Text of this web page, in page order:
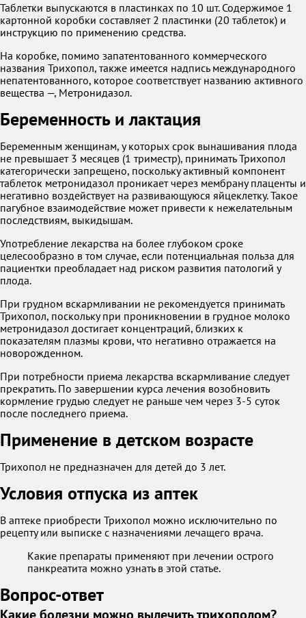
Таблетки выпускаются в пластинках по 10 шт. Содержимое 1
картонной коробки составляет 2 пластинки (20 таблеток) и
инструкцию по применению средства.
На коробке, помимо запатентованного коммерческого
названия Трихопол, также имеется надпись международного
непатентованного, которое соответствует названию активного
вещества —, Метронидазол.
Беременность и лактация
Беременным женщинам, у которых срок вынашивания плода
не превышает 3 месяцев (1 триместр), принимать Трихопол
категорически запрещено, поскольку активный компонент
таблеток метронидазол проникает через мембрану плаценты и
негативно воздействует на развивающуюся яйцеклетку. Такое
пагубное взаимодействие может привести к нежелательным
последствиям, выкидышам.
Употребление лекарства на более глубоком сроке
целесообразно в том случае, если потенциальная польза для
пациентки преобладает над риском развития патологий у
плода.
При грудном вскармливании не рекомендуется принимать
Трихопол, поскольку при проникновении в грудное молоко
метронидазол достигает концентраций, близких к
показателям плазмы крови, что негативно отражается на
новорожденном.
При потребности приема лекарства вскармливание следует
прекратить. По завершении курса лечения возобновить
кормление грудью следует не раньше чем через 3-5 суток
после последнего приема.
Применение в детском возрасте
Трихопол не предназначен для детей до 3 лет.
Условия отпуска из аптек
В аптеке приобрести Трихопол можно исключительно по
рецепту или выписке с назначениями лечащего врача.
Какие препараты применяют при лечении острого
панкреатита можно узнать в этой статье.
Вопрос-ответ